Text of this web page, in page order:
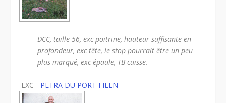
DCC, taille 56, exc poitrine, hauteur suffisante en
profondeur, exc tête, le stop pourrait être un peu
plus marqué, exc épaule, TB cuisse.
EXC - PETRA DU PORT FILEN